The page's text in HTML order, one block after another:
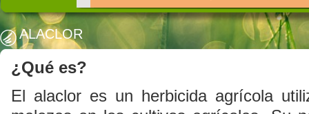
ALACLOR
¿Qué es?
El alaclor es un herbicida agrícola